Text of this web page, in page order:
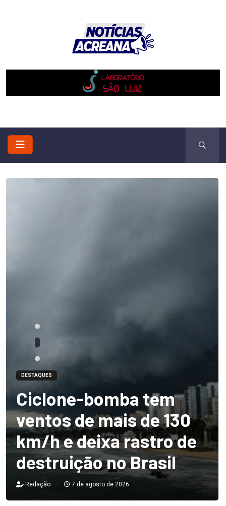
DESTAQUES
Ciclone-bomba tem
ventos de mais de 130
km/h e deixa rastro de
destruição no Brasil
Redação 7 de agosto de 2026